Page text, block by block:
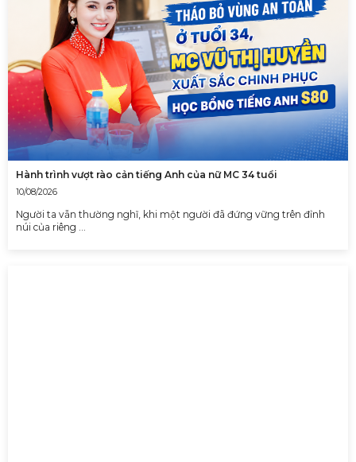
Hành trình vượt rào cản tiếng Anh của nữ MC 34 tuổi
10/08/2026
Người ta vẫn thường nghĩ, khi một người đã đứng vững trên đỉnh
núi của riêng …